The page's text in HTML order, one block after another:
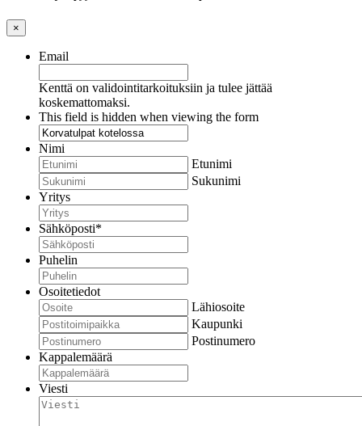
×
Email
Kenttä on validointitarkoituksiin ja tulee jättää
koskemattomaksi.
This field is hidden when viewing the form
Nimi
Etunimi
Sukunimi
Yritys
Sähköposti*
Puhelin
Osoitetiedot
Lähiosoite
Kaupunki
Postinumero
Kappalemäärä
Viesti